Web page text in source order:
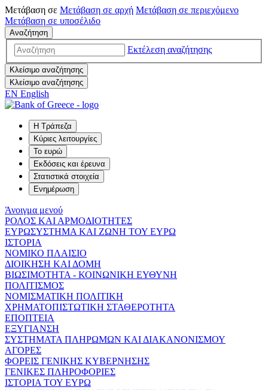
Μετάβαση σε Μετάβαση σε αρχή Μετάβαση σε περιεχόμενο
Μετάβαση σε υποσέλιδο
Αναζήτηση
Εκτέλεση αναζήτησης
Κλείσιμο αναζήτησης
Κλείσιμο αναζήτησης
EN English
Η Τράπεζα
Κύριες λειτουργίες
Το ευρώ
Εκδόσεις και έρευνα
Στατιστικά στοιχεία
Ενημέρωση
Άνοιγμα μενού
ΡΟΛΟΣ ΚΑΙ ΑΡΜΟΔΙΟΤΗΤΕΣ
ΕΥΡΩΣΥΣΤΗΜΑ ΚΑΙ ΖΩΝΗ ΤΟΥ ΕΥΡΩ
ΙΣΤΟΡΙΑ
ΝΟΜΙΚΟ ΠΛΑΙΣΙΟ
ΔΙΟΙΚΗΣΗ ΚΑΙ ΔΟΜΗ
ΒΙΩΣΙΜΟΤΗΤΑ - ΚΟΙΝΩΝΙΚΗ ΕΥΘΥΝΗ
ΠΟΛΙΤΙΣΜΟΣ
ΝΟΜΙΣΜΑΤΙΚΗ ΠΟΛΙΤΙΚΗ
ΧΡΗΜΑΤΟΠΙΣΤΩΤΙΚΗ ΣΤΑΘΕΡΟΤΗΤΑ
ΕΠΟΠΤΕΙΑ
ΕΞΥΓΙΑΝΣΗ
ΣΥΣΤΗΜΑΤΑ ΠΛΗΡΩΜΩΝ ΚΑΙ ΔΙΑΚΑΝΟΝΙΣΜΟΥ
ΑΓΟΡΕΣ
ΦΟΡΕΙΣ ΓΕΝΙΚΗΣ ΚΥΒΕΡΝΗΣΗΣ
ΓΕΝΙΚΕΣ ΠΛΗΡΟΦΟΡΙΕΣ
ΙΣΤΟΡΙΑ ΤΟΥ ΕΥΡΩ